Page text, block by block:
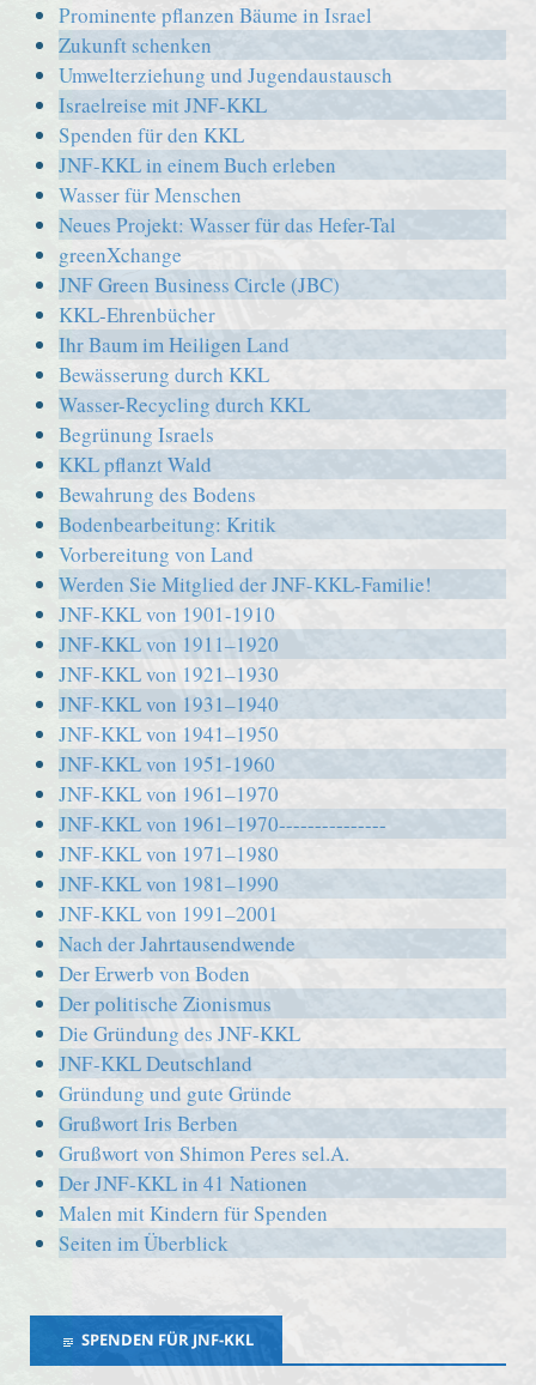
Prominente pflanzen Bäume in Israel
Zukunft schenken
Umwelterziehung und Jugendaustausch
Israelreise mit JNF-KKL
Spenden für den KKL
JNF-KKL in einem Buch erleben
Wasser für Menschen
Neues Projekt: Wasser für das Hefer-Tal
greenXchange
JNF Green Business Circle (JBC)
KKL-Ehrenbücher
Ihr Baum im Heiligen Land
Bewässerung durch KKL
Wasser-Recycling durch KKL
Begrünung Israels
KKL pflanzt Wald
Bewahrung des Bodens
Bodenbearbeitung: Kritik
Vorbereitung von Land
Werden Sie Mitglied der JNF-KKL-Familie!
JNF-KKL von 1901-1910
JNF-KKL von 1911–1920
JNF-KKL von 1921–1930
JNF-KKL von 1931–1940
JNF-KKL von 1941–1950
JNF-KKL von 1951-1960
JNF-KKL von 1961–1970
JNF-KKL von 1961–1970---------------
JNF-KKL von 1971–1980
JNF-KKL von 1981–1990
JNF-KKL von 1991–2001
Nach der Jahrtausendwende
Der Erwerb von Boden
Der politische Zionismus
Die Gründung des JNF-KKL
JNF-KKL Deutschland
Gründung und gute Gründe
Grußwort Iris Berben
Grußwort von Shimon Peres sel.A.
Der JNF-KKL in 41 Nationen
Malen mit Kindern für Spenden
Seiten im Überblick
SPENDEN FÜR JNF-KKL